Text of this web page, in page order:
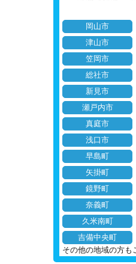
岡山市
津山市
笠岡市
総社市
新見市
瀬戸内市
真庭市
浅口市
早島町
矢掛町
鏡野町
奈義町
久米南町
吉備中央町
その他の地域の方も